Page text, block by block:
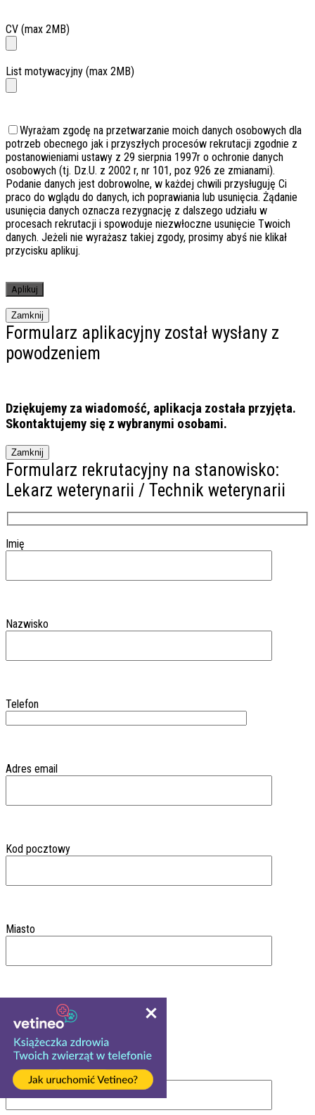
CV (max 2MB)
List motywacyjny (max 2MB)
Wyrażam zgodę na przetwarzanie moich danych osobowych dla
potrzeb obecnego jak i przyszłych procesów rekrutacji zgodnie z
postanowieniami ustawy z 29 sierpnia 1997r o ochronie danych
osobowych (tj. Dz.U. z 2002 r, nr 101, poz 926 ze zmianami).
Podanie danych jest dobrowolne, w każdej chwili przysługuję Ci
praco do wglądu do danych, ich poprawiania lub usunięcia. Żądanie
usunięcia danych oznacza rezygnację z dalszego udziału w
procesach rekrutacji i spowoduje niezwłoczne usunięcie Twoich
danych. Jeżeli nie wyrażasz takiej zgody, prosimy abyś nie klikał
przycisku aplikuj.
Zamknij
Formularz aplikacyjny został wysłany z
powodzeniem
Dziękujemy za wiadomość, aplikacja została przyjęta.
Skontaktujemy się z wybranymi osobami.
Zamknij
Formularz rekrutacyjny na stanowisko:
Lekarz weterynarii / Technik weterynarii
Imię
Nazwisko
Telefon
Adres email
Kod pocztowy
Miasto
Województwo
Ulica